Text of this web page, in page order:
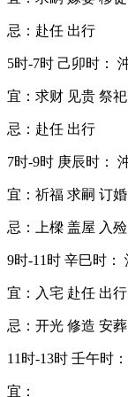
忌：赴任 出行
5时-7时 己卯时：
宜：求财 见贵 祭
忌：赴任 出行
7时-9时 庚辰时：
宜：祈福 求嗣 订
忌：上樑 盖屋 入殓
9时-11时 辛巳时：
宜：入宅 赴任 出
忌：开光 修造 安葬
11时-13时 壬午时
宜：